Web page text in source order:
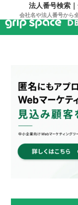
法人番号検索
会社名や法人番号から